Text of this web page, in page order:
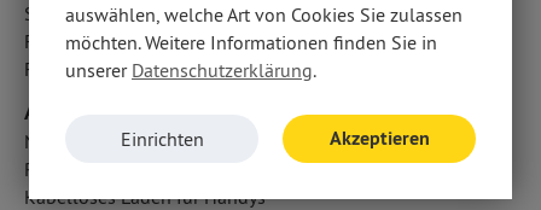
Seitenairbag vorn
Fahrer- /Beifahrerairbag
Fondairbags
Audio & Kommunikation
Navigationssystem
Radio
Kabelloses Laden für Handys
auswählen, welche Art von Cookies Sie zulassen
möchten. Weitere Informationen finden Sie in
unserer Datenschutzerklärung.
Einrichten Akzeptieren